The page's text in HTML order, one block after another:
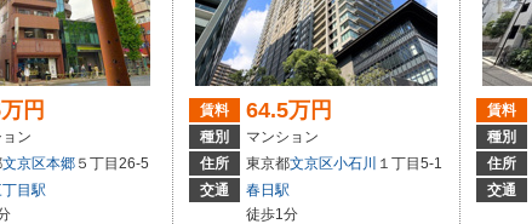
円
ン
文京区本郷 ５丁目26-5
目駅
賃料 64.5万円
種別
マンション
住所
東京都文京区小石川 １丁目5-1
交通
春日駅
徒歩1分
賃料
種別
住所
交通